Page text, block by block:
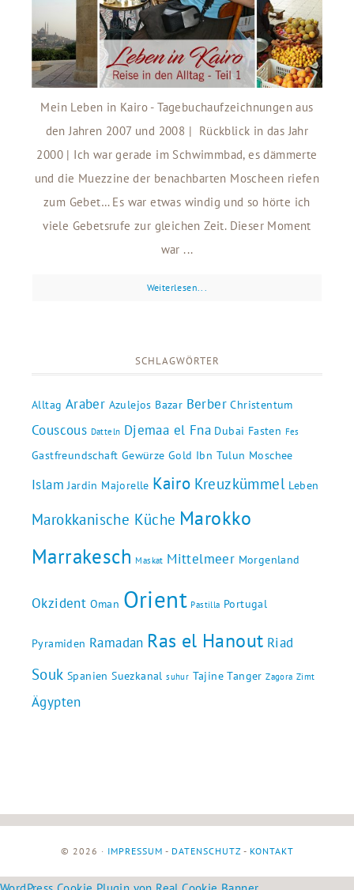
Mein Leben in Kairo - Tagebuchaufzeichnungen aus
den Jahren 2007 und 2008 | Rückblick in das Jahr
2000 | Ich war gerade im Schwimmbad, es dämmerte
und die Muezzine der benachbarten Moscheen riefen
zum Gebet… Es war etwas windig und so hörte ich
viele Gebetsrufe zur gleichen Zeit. Dieser Moment
war ...
Weiterlesen...
SCHLAGWÖRTER
Alltag Araber Azulejos Bazar Berber Christentum
Couscous Datteln Djemaa el Fna Dubai Fasten Fes
Gastfreundschaft Gewürze Gold Ibn Tulun Moschee
Islam Jardin Majorelle Kairo Kreuzkümmel Leben
Marokkanische Küche Marokko
Marrakesch Maskat Mittelmeer Morgenland
Okzident Oman Orient Pastilla Portugal
Pyramiden Ramadan Ras el Hanout Riad
Souk Spanien Suezkanal suhur Tajine Tanger Zagora Zimt
Ägypten
© 2026 · IMPRESSUM - DATENSCHUTZ- KONTAKT